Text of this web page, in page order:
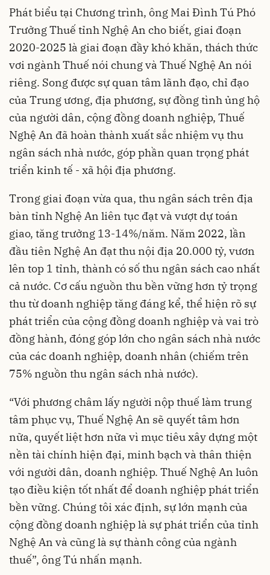
Phát biểu tại Chương trình, ông Mai Đình Tú Phó
Trưởng Thuế tỉnh Nghệ An cho biết, giai đoạn
2020-2025 là giai đoạn đầy khó khăn, thách thức
vơi ngành Thuế nói chung và Thuế Nghệ An nói
riêng. Song được sự quan tâm lãnh đạo, chỉ đạo
của Trung ương, địa phương, sự đồng tình ủng hộ
của người dân, cộng đồng doanh nghiệp, Thuế
Nghệ An đã hoàn thành xuất sắc nhiệm vụ thu
ngân sách nhà nước, góp phần quan trọng phát
triển kinh tế - xã hội địa phương.
Trong giai đoạn vừa qua, thu ngân sách trên địa
bàn tỉnh Nghệ An liên tục đạt và vượt dự toán
giao, tăng trưởng 13-14%/năm. Năm 2022, lần
đầu tiên Nghệ An đạt thu nội địa 20.000 tỷ, vươn
lên top 1 tỉnh, thành có số thu ngân sách cao nhất
cả nước. Cơ cấu nguồn thu bền vững hơn tỷ trọng
thu từ doanh nghiệp tăng đáng kể, thể hiện rõ sự
phát triển của cộng đồng doanh nghiệp và vai trò
đồng hành, đóng góp lớn cho ngân sách nhà nước
của các doanh nghiệp, doanh nhân (chiếm trên
75% nguồn thu ngân sách nhà nước).
“Với phương châm lấy người nộp thuế làm trung
tâm phục vụ, Thuế Nghệ An sẽ quyết tâm hơn
nữa, quyết liệt hơn nữa vì mục tiêu xây dựng một
nền tài chính hiện đại, minh bạch và thân thiện
với người dân, doanh nghiệp. Thuế Nghệ An luôn
tạo điều kiện tốt nhất để doanh nghiệp phát triển
bền vững. Chúng tôi xác định, sự lớn mạnh của
cộng đồng doanh nghiệp là sự phát triển của tỉnh
Nghệ An và cũng là sự thành công của ngành
thuế”, ông Tú nhấn mạnh.